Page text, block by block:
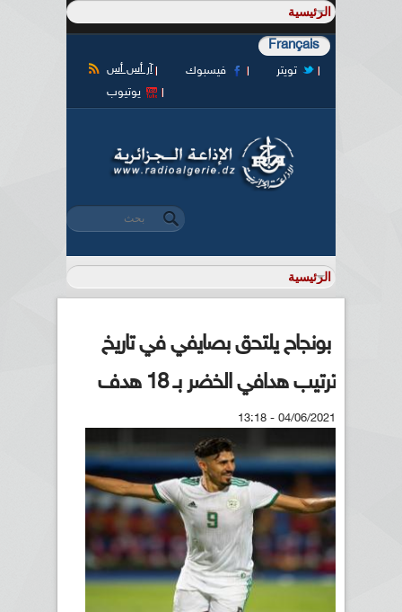
Français
آر أس أس فيسبوك
تويتر
يوتيوب
استمارة البحث
‏بحث ‏
بونجاح يلتحق بصايفي في تاريخ
ترتيب هدافي الخضر بـ 18 هدف
04/06/2021 - 13:18